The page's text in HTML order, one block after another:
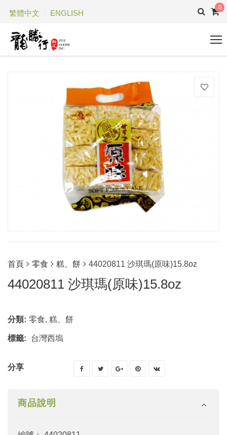
繁體中文 ENGLISH
0
首頁 零食 糕、餅 44020811 沙琪瑪(原味)15.8oz
44020811 沙琪瑪(原味)15.8oz
分類: 零食, 糕、餅
標籤: 台灣西塢
分享
商品說明